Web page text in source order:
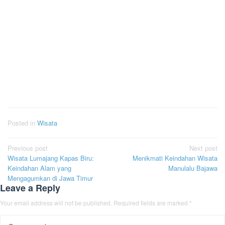
Posted in Wisata
Post
navigation
Previous post
Wisata Lumajang Kapas Biru:
Keindahan Alam yang
Mengagumkan di Jawa Timur
Next post
Menikmati Keindahan Wisata
Manulalu Bajawa
Leave a Reply
Your email address will not be published. Required fields are marked *